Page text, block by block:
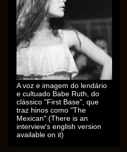
A voz e imagem do lendário
e cultuado Babe Ruth, do
clássico "First Base", que
traz hinos como "The
Mexican" (There is an
interview's english version
available on it)